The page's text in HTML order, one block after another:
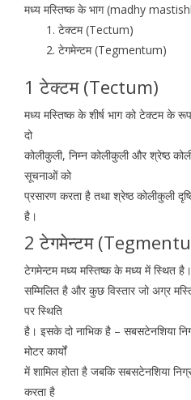
मध्य मस्तिष्क के भाग (madhy
टेक्टम (Tectum)
टेगमेन्टम (Tegmentum)
1 टेक्टम (Tectum)
मध्य मस्तिष्क के शीर्ष भाग को टेक्टम के
दो
कोलीकुली, निम्न कोलीकुली और श्रेष्ठ
सूचनाओं को
प्रसारण करता है तथा श्रेष्ठ कोलीकुली
है।
2 टेगमेन्टम
टेगमेन्टम मध्य मस्तिष्क के मध्य में स्थित
सम्मिलित है और कुछ विस्तार जो अग्र
पर स्थिति
है। इसके दो नाभिक है – सबसटेनशिया
मोटर कार्यों
में शामिल होता है जबकि सबसटेनशिया
करता है